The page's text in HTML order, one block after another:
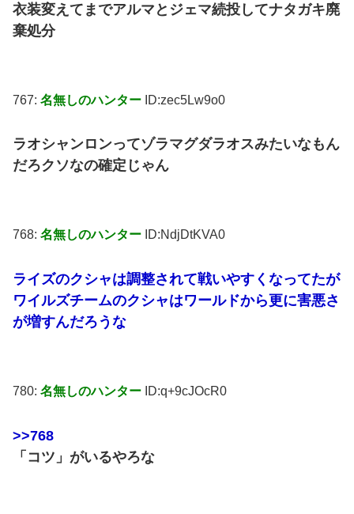
衣装変えてまでアルマとジェマ続投してナタガキ廃
棄処分
767: 名無しのハンター ID:zec5Lw9o0
ラオシャンロンってゾラマグダラオスみたいなもん
だろクソなの確定じゃん
768: 名無しのハンター ID:NdjDtKVA0
ライズのクシャは調整されて戦いやすくなってたが
ワイルズチームのクシャはワールドから更に害悪さ
が増すんだろうな
780: 名無しのハンター ID:q+9cJOcR0
>>768
「コツ」がいるやろな